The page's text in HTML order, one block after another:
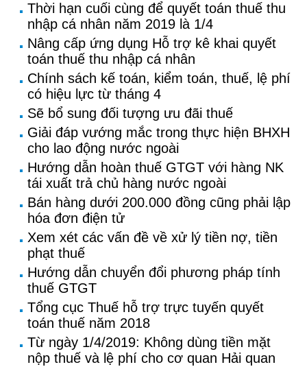
Thời hạn cuối cùng để quyết toán thuế thu
nhập cá nhân năm 2019 là 1/4
Nâng cấp ứng dụng Hỗ trợ kê khai quyết
toán thuế thu nhập cá nhân
Chính sách kế toán, kiểm toán, thuế, lệ phí
có hiệu lực từ tháng 4
Sẽ bổ sung đối tượng ưu đãi thuế
Giải đáp vướng mắc trong thực hiện BHXH
cho lao động nước ngoài
Hướng dẫn hoàn thuế GTGT với hàng NK
tái xuất trả chủ hàng nước ngoài
Bán hàng dưới 200.000 đồng cũng phải lập
hóa đơn điện tử
Xem xét các vấn đề về xử lý tiền nợ, tiền
phạt thuế
Hướng dẫn chuyển đổi phương pháp tính
thuế GTGT
Tổng cục Thuế hỗ trợ trực tuyến quyết
toán thuế năm 2018
Từ ngày 1/4/2019: Không dùng tiền mặt
nộp thuế và lệ phí cho cơ quan Hải quan